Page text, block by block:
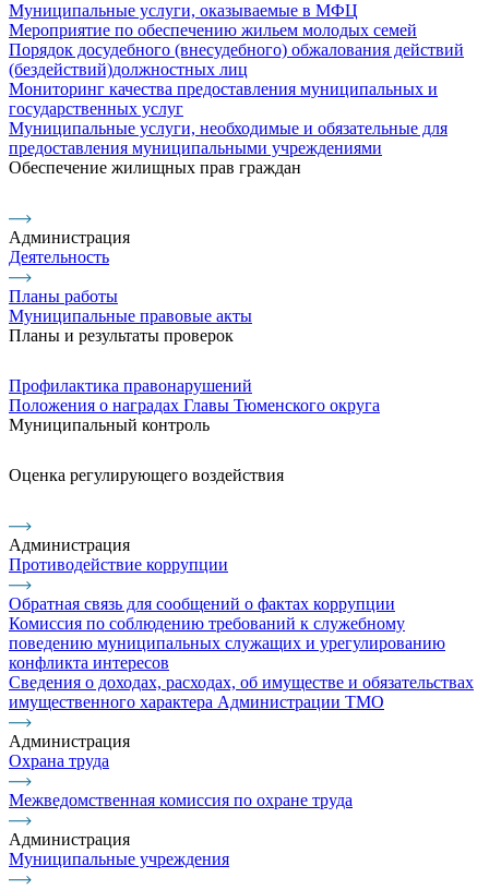
Муниципальные услуги, оказываемые в МФЦ
Мероприятие по обеспечению жильем молодых семей
Порядок досудебного (внесудебного) обжалования действий
(бездействий)должностных лиц
Мониторинг качества предоставления муниципальных и
государственных услуг
Муниципальные услуги, необходимые и обязательные для
предоставления муниципальными учреждениями
Обеспечение жилищных прав граждан
Администрация
Деятельность
Планы работы
Муниципальные правовые акты
Планы и результаты проверок
Профилактика правонарушений
Положения о наградах Главы Тюменского округа
Муниципальный контроль
Оценка регулирующего воздействия
Администрация
Противодействие коррупции
Обратная связь для сообщений о фактах коррупции
Комиссия по соблюдению требований к служебному
поведению муниципальных служащих и урегулированию
конфликта интересов
Сведения о доходах, расходах, об имуществе и обязательствах
имущественного характера Администрации ТМО
Администрация
Охрана труда
Межведомственная комиссия по охране труда
Администрация
Муниципальные учреждения